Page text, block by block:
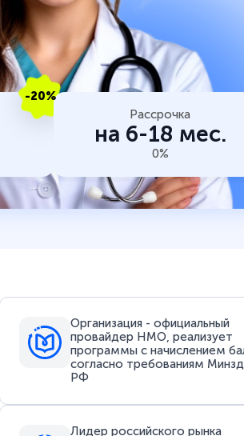
-20%
Рассрочка
на 6-18 мес.
0%
Организация - официальный
провайдер НМО, реализует
программы с начислением
согласно требованиям
РФ
Лидер российского рынка